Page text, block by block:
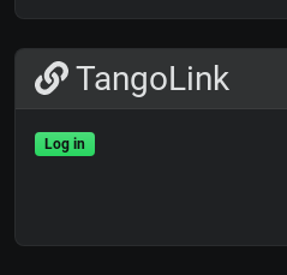
TangoLink
Log in